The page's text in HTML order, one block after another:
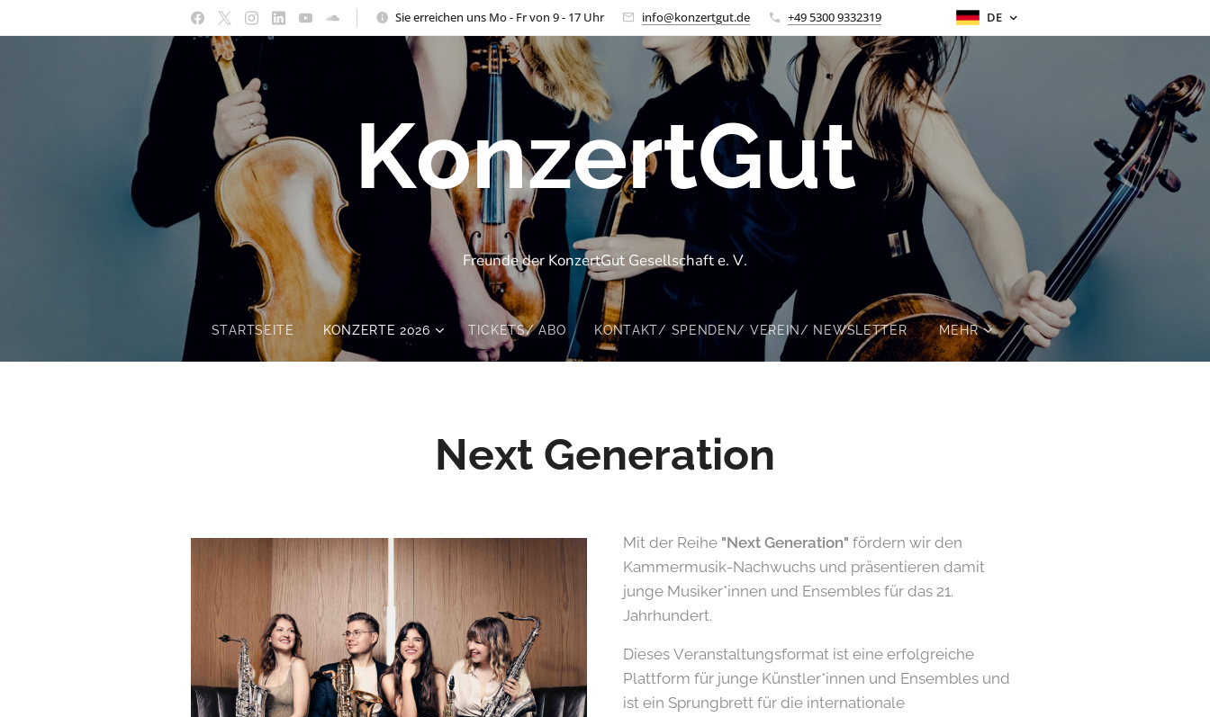
Sie erreichen uns Mo - Fr von 9 - 17 Uhr info@konzertgut.de +49 5300 9332319 DE
KonzertGut
Freunde der KonzertGut Gesellschaft e. V.
STARTSEITE KONZERTE 2026 TICKETS/ ABO KONTAKT/ SPENDEN/ VEREIN/ NEWSLETTER MEHR
Next Generation
Mit der Reihe "Next Generation" fördern wir den
Kammermusik-Nachwuchs und präsentieren damit
junge Musiker*innen und Ensembles für das 21.
Jahrhundert.
Dieses Veranstaltungsformat ist eine erfolgreiche
Plattform für junge Künstler*innen und Ensembles und
ist ein Sprungbrett für die internationale